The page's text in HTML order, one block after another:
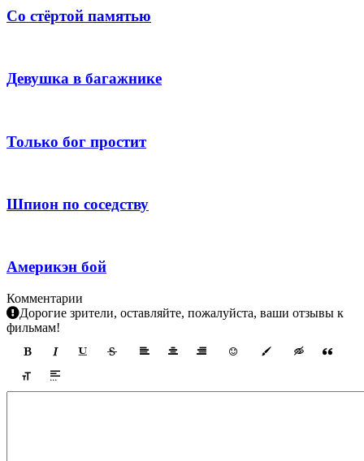
Со стёртой памятью
Девушка в багажнике
Только бог простит
Шпион по соседству
Америкэн бой
Комментарии
Дорогие зрители, оставляйте, пожалуйста, ваши отзывы к
фильмам!